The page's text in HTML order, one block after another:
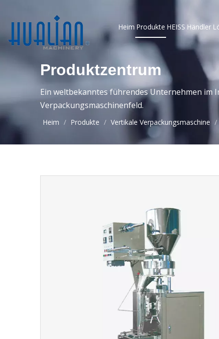
Heim Produkte HEISS Händler
Produktzentrum
Ein weltbekanntes führendes Unternehmen im
Verpackungsmaschinenfeld.
Heim / Produkte / Vertikale Verpackungsmaschine /